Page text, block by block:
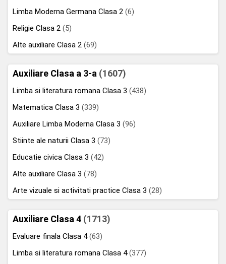
Limba Moderna Germana Clasa 2 (6)
Religie Clasa 2 (5)
Alte auxiliare Clasa 2 (69)
Auxiliare Clasa a 3-a (1607)
Limba si literatura romana Clasa 3 (438)
Matematica Clasa 3 (339)
Auxiliare Limba Moderna Clasa 3 (96)
Stiinte ale naturii Clasa 3 (73)
Educatie civica Clasa 3 (42)
Alte auxiliare Clasa 3 (78)
Arte vizuale si activitati practice Clasa 3 (28)
Auxiliare Clasa 4 (1713)
Evaluare finala Clasa 4(63)
Limba si literatura romana Clasa 4(377)